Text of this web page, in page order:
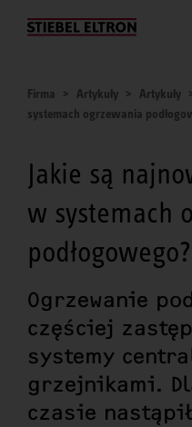
O nas
Firma Artykuły Artykuły
systemach ogrzewania
Jakie są
w systemach
podłogowego?
Ogrzewanie
częściej
systemy
grzejnikami.
czasie